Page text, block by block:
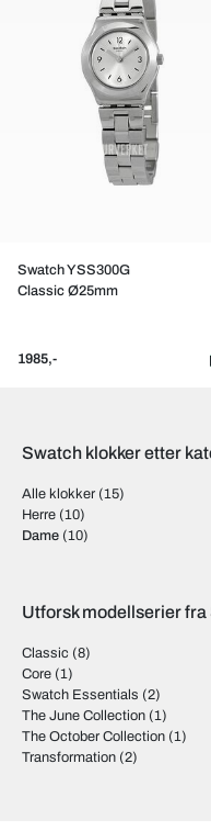
Swatch YSS300G
Classic Ø25mm
1985,-
Swatch klokker etter
Alle klokker (15)
Herre (10)
Dame (10)
Utforsk modellserier fra
Classic (8)
Core (1)
Swatch Essentials (2)
The June Collection (1)
The October Collection (1)
Transformation (2)